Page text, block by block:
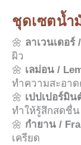
ชุดเซตน้ำ
🌼 ลาเวนเดอร์
ผิว
🌼 เลม่อน /
ทำความสะอา
🌼 เปปเปอร์มิ
ทำให้รู้สึกสดชื่น
🌼 กำยาน /
เครียด